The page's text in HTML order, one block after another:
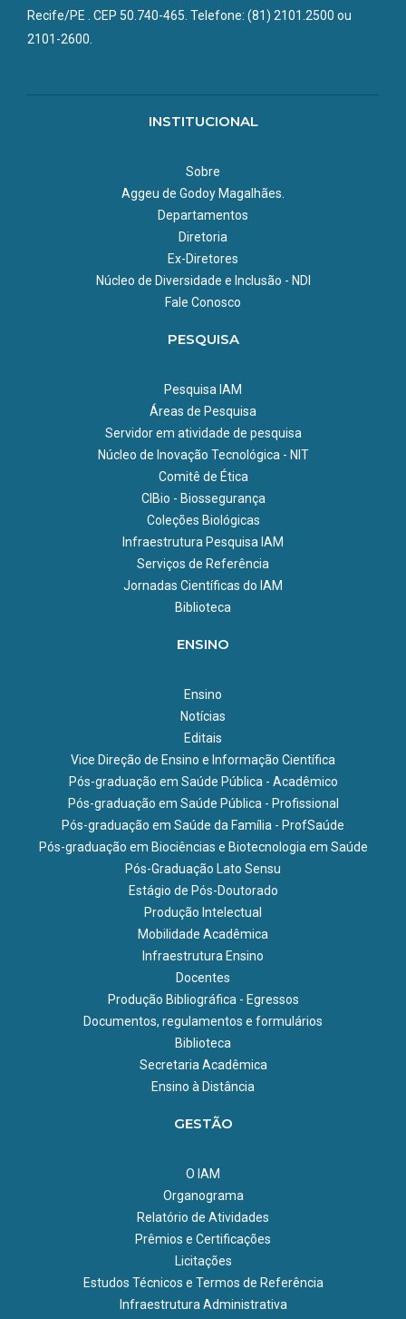
Recife/PE . CEP 50.740-465. Telefone: (81) 2101.2500 ou
2101-2600.
INSTITUCIONAL
Sobre
Aggeu de Godoy Magalhães.
Departamentos
Diretoria
Ex-Diretores
Núcleo de Diversidade e Inclusão - NDI
Fale Conosco
PESQUISA
Pesquisa IAM
Áreas de Pesquisa
Servidor em atividade de pesquisa
Núcleo de Inovação Tecnológica - NIT
Comitê de Ética
CIBio - Biossegurança
Coleções Biológicas
Infraestrutura Pesquisa IAM
Serviços de Referência
Jornadas Científicas do IAM
Biblioteca
ENSINO
Ensino
Notícias
Editais
Vice Direção de Ensino e Informação Científica
Pós-graduação em Saúde Pública - Acadêmico
Pós-graduação em Saúde Pública - Profissional
Pós-graduação em Saúde da Família - ProfSaúde
Pós-graduação em Biociências e Biotecnologia em Saúde
Pós-Graduação Lato Sensu
Estágio de Pós-Doutorado
Produção Intelectual
Mobilidade Acadêmica
Infraestrutura Ensino
Docentes
Produção Bibliográfica - Egressos
Documentos, regulamentos e formulários
Biblioteca
Secretaria Acadêmica
Ensino à Distância
GESTÃO
O IAM
Organograma
Relatório de Atividades
Prêmios e Certificações
Licitações
Estudos Técnicos e Termos de Referência
Infraestrutura Administrativa